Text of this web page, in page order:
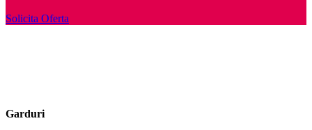
Solicita Oferta
Garduri